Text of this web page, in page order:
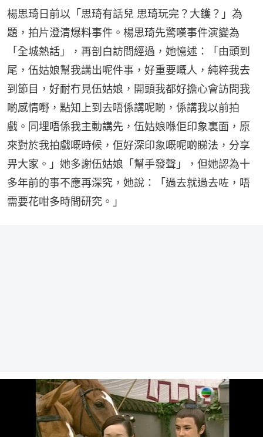
楊思琦日前以「思琦有話兒 思琦玩完？大鑊？」為
題，拍片澄清爆料事件。楊思琦先驚嘆事件演變為
「全城熱話」，再剖白訪問經過，她憶述：「由頭到
尾，伍姑娘幫我講出呢件事，好重要嘅人，純粹我去
到節目，好耐冇見伍姑娘，開頭我都好擔心會訪問我
啲感情嘢，點知上到去唔係講呢啲，係講我以前拍
戲。同埋唔係我主動講先，伍姑娘喺佢印象裏面，原
來對於我拍戲嘅時候，佢好深印象嘅呢啲睇法，分享
畀大家。」她多謝伍姑娘「幫手發聲」，但她認為十
多年前的事不應再深究，她說：「過去就過去咗，唔
需要花咁多時間研究。」